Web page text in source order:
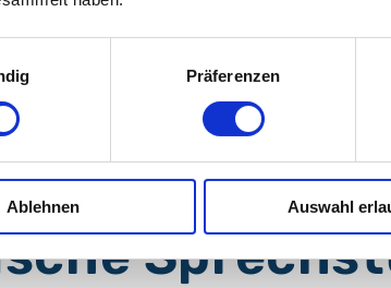
Präferenzen
Ablehnen Auswahl